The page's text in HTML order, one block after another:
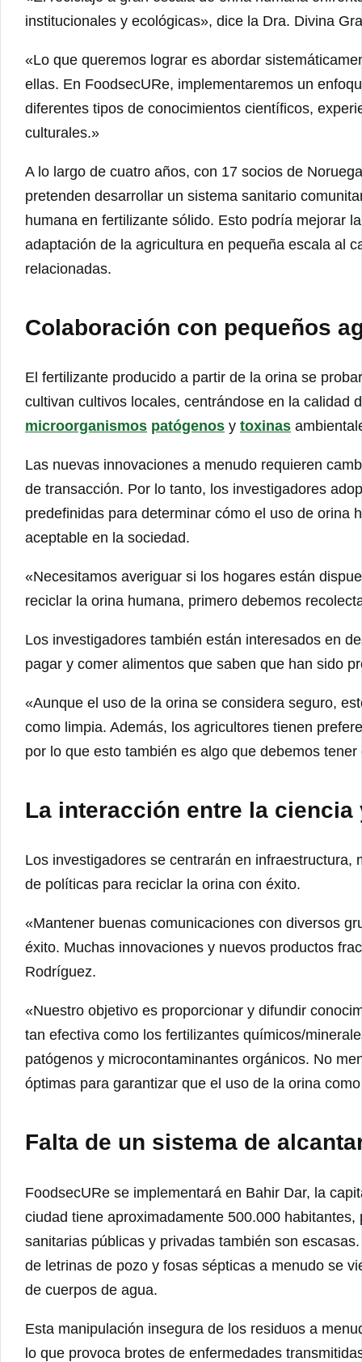
institucionales y ecológicas», dice la Dra. Divina
«Lo que queremos lograr es abordar
ellas. En FoodsecURe, implementaremos un
diferentes tipos de conocimientos científicos,
culturales.»
A lo largo de cuatro años, con 17 socios de
pretenden desarrollar un sistema sanitario
humana en fertilizante sólido. Esto podría mejorar
adaptación de la agricultura en pequeña escala al
relacionadas.
Colaboración con pequeños
El fertilizante producido a partir de la orina se
cultivan cultivos locales, centrándose en la calidad
microorganismos patógenos y toxinas
Las nuevas innovaciones a menudo requieren
de transacción. Por lo tanto, los investigadores
predefinidas para determinar cómo el uso de orina
aceptable en la sociedad.
«Necesitamos averiguar si los hogares están
reciclar la orina humana, primero debemos
Los investigadores también están interesados ​​en
pagar y comer alimentos que saben que han sido
«Aunque el uso de la orina se considera seguro,
como limpia. Además, los agricultores tienen
por lo que esto también es algo que debemos tener
La interacción entre la
Los investigadores se centrarán en
de políticas para reciclar la orina con éxito.
«Mantener buenas comunicaciones con diversos
éxito. Muchas innovaciones y nuevos productos
Rodríguez.
«Nuestro objetivo es proporcionar y difundir
tan efectiva como los fertilizantes químicos/
patógenos y microcontaminantes orgánicos. No
óptimas para garantizar que el uso de la orina
Falta de un sistema de
FoodsecURe se implementará en Bahir Dar, la
ciudad tiene aproximadamente 500.000
sanitarias públicas y privadas también son
de letrinas de pozo y fosas sépticas a menudo se
de cuerpos de agua.
Esta manipulación insegura de los residuos a
lo que provoca brotes de enfermedades